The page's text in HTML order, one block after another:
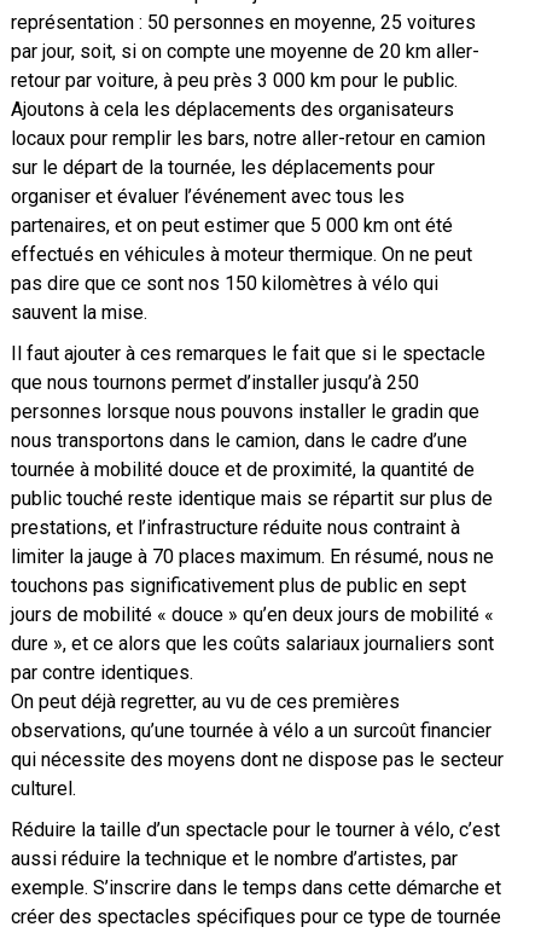
représentation : 50 personnes en moyenne, 25 voitures
par jour, soit, si on compte une moyenne de 20 km aller-
retour par voiture, à peu près 3 000 km pour le public.
Ajoutons à cela les déplacements des organisateurs
locaux pour remplir les bars, notre aller-retour en camion
sur le départ de la tournée, les déplacements pour
organiser et évaluer l’événement avec tous les
partenaires, et on peut estimer que 5 000 km ont été
effectués en véhicules à moteur thermique. On ne peut
pas dire que ce sont nos 150 kilomètres à vélo qui
sauvent la mise.
Il faut ajouter à ces remarques le fait que si le spectacle
que nous tournons permet d’installer jusqu’à 250
personnes lorsque nous pouvons installer le gradin que
nous transportons dans le camion, dans le cadre d’une
tournée à mobilité douce et de proximité, la quantité de
public touché reste identique mais se répartit sur plus de
prestations, et l’infrastructure réduite nous contraint à
limiter la jauge à 70 places maximum. En résumé, nous ne
touchons pas significativement plus de public en sept
jours de mobilité « douce » qu’en deux jours de mobilité «
dure », et ce alors que les coûts salariaux journaliers sont
par contre identiques.
On peut déjà regretter, au vu de ces premières
observations, qu’une tournée à vélo a un surcoût financier
qui nécessite des moyens dont ne dispose pas le secteur
culturel.
Réduire la taille d’un spectacle pour le tourner à vélo, c’est
aussi réduire la technique et le nombre d’artistes, par
exemple. S’inscrire dans le temps dans cette démarche et
créer des spectacles spécifiques pour ce type de tournée